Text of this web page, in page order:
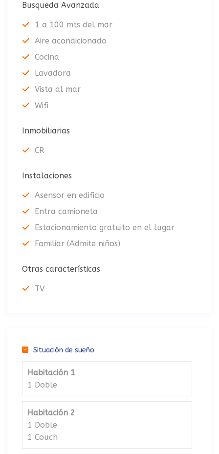
Busqueda Avanzada
1 a 100 mts del mar
Aire acondicionado
Cocina
Lavadora
Vista al mar
Wifi
Inmobiliarias
CR
Instalaciones
Asensor en edificio
Entra camioneta
Estacionamiento gratuito en el lugar
Familiar (Admite niños)
Otras características
TV
Situación de sueño
Habitación 1
1 Doble
Habitación 2
1 Doble
1 Couch